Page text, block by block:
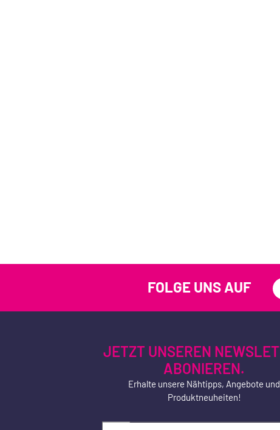
FOLGE UNS AUF
JETZT UNSEREN
ABONIEREN.
Erhalte unsere Nähtipps, Angebote und
Produktneuheiten!